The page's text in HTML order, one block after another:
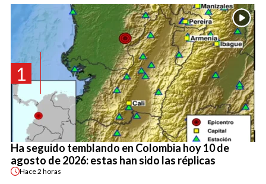
1
Ha seguido temblando en Colombia hoy 10 de
agosto de 2026: estas han sido las réplicas
Hace2 horas